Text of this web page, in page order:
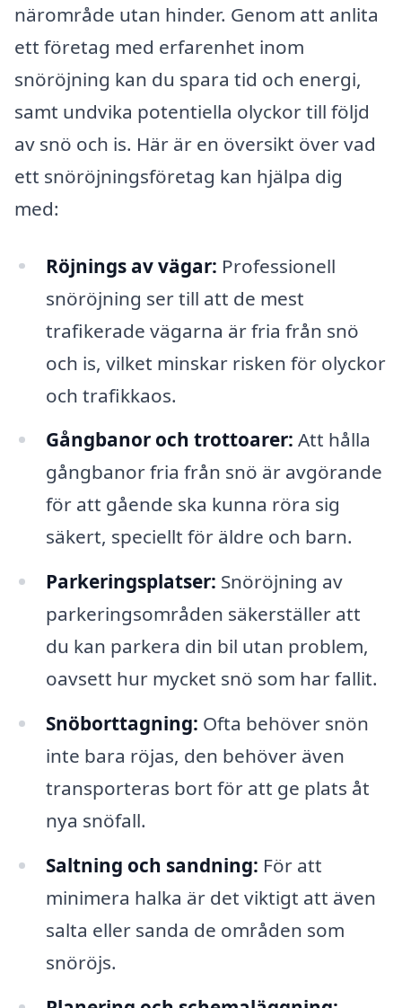
närområde utan hinder. Genom att anlita
ett företag med erfarenhet inom
snöröjning kan du spara tid och energi,
samt undvika potentiella olyckor till följd
av snö och is. Här är en översikt över vad
ett snöröjningsföretag kan hjälpa dig
med:
Röjnings av vägar: Professionell
snöröjning ser till att de mest
trafikerade vägarna är fria från snö
och is, vilket minskar risken för olyckor
och trafikkaos.
Gångbanor och trottoarer: Att hålla
gångbanor fria från snö är avgörande
för att gående ska kunna röra sig
säkert, speciellt för äldre och barn.
Parkeringsplatser: Snöröjning av
parkeringsområden säkerställer att
du kan parkera din bil utan problem,
oavsett hur mycket snö som har fallit.
Snöborttagning: Ofta behöver snön
inte bara röjas, den behöver även
transporteras bort för att ge plats åt
nya snöfall.
Saltning och sandning: För att
minimera halka är det viktigt att även
salta eller sanda de områden som
snöröjs.